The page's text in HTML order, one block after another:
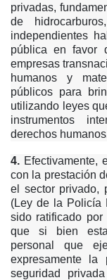
privadas,
de
independientes
pública en favor
empresas
humanos y
públicos para
utilizando leyes
instrumentos
derechos
4. Efectivamente,
con la prestación
el sector privado,
(Ley de la Policía
sido ratificado
que si bien
personal que
expresamente la
seguridad